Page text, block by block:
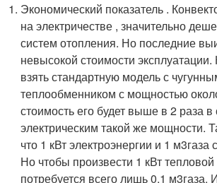
Экономический показатель .
на электричестве , значительно
систем отопления. Но последние
невысокой стоимости
взять стандартную модель с
теплообменником с мощностью
стоимость его будет выше в 2 раза
электрическим такой же мощности.
что 1 кВт электроэнергии и 1 м3газа
Но чтобы произвести 1 кВт тепловой
потребуется всего лишь 0,1 м3газа.